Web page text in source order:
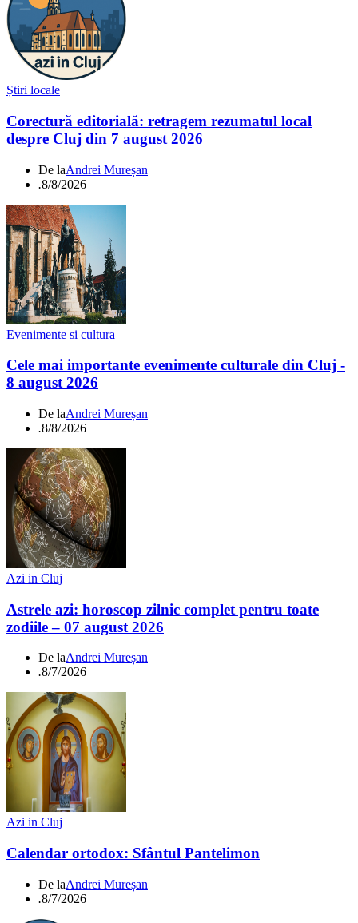
Știri locale
Corectură editorială: retragem rezumatul local
despre Cluj din 7 august 2026
De laAndrei Mureșan
.8/8/2026
Evenimente si cultura
Cele mai importante evenimente culturale din Cluj -
8 august 2026
De laAndrei Mureșan
.8/8/2026
Azi in Cluj
Astrele azi: horoscop zilnic complet pentru toate
zodiile – 07 august 2026
De laAndrei Mureșan
.8/7/2026
Azi in Cluj
Calendar ortodox: Sfântul Pantelimon
De laAndrei Mureșan
.8/7/2026